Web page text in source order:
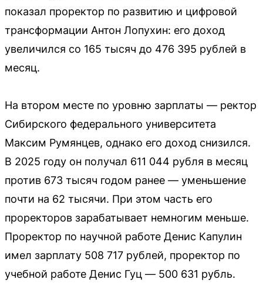
показал проректор по развитию и цифровой
трансформации Антон Лопухин: его доход
увеличился со 165 тысяч до 476 395 рублей в
месяц.
На втором месте по уровню зарплаты — ректор
Сибирского федерального университета
Максим Румянцев, однако его доход снизился.
В 2025 году он получал 611 044 рубля в месяц
против 673 тысяч годом ранее — уменьшение
почти на 62 тысячи. При этом часть его
проректоров зарабатывает немногим меньше.
Проректор по научной работе Денис Капулин
имел зарплату 508 717 рублей, проректор по
учебной работе Денис Гуц — 500 631 рубль.